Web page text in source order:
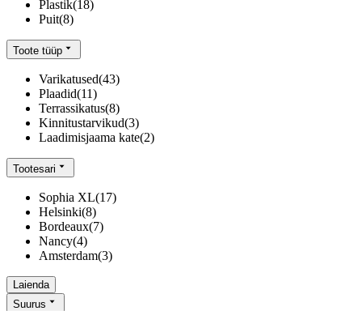
Plastik(18)
Puit(8)
Toote tüüp
Varikatused(43)
Plaadid(11)
Terrassikatus(8)
Kinnitustarvikud(3)
Laadimisjaama kate(2)
Tootesari
Sophia XL(17)
Helsinki(8)
Bordeaux(7)
Nancy(4)
Amsterdam(3)
Laienda
Suurus